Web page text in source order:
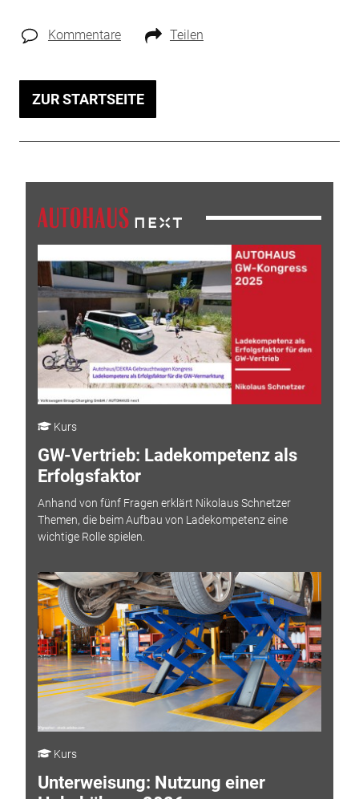
Kommentare Teilen
ZUR STARTSEITE
Kurs
GW-Vertrieb: Ladekompetenz als
Erfolgsfaktor
Anhand von fünf Fragen erklärt Nikolaus Schnetzer
Themen, die beim Aufbau von Ladekompetenz eine
wichtige Rolle spielen.
Kurs
Unterweisung: Nutzung einer